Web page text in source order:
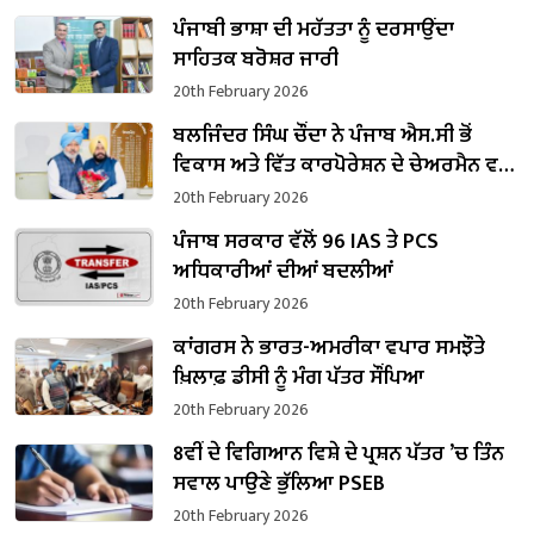
ਪੰਜਾਬੀ ਭਾਸ਼ਾ ਦੀ ਮਹੱਤਤਾ ਨੂੰ ਦਰਸਾਉਂਦਾ
ਸਾਹਿਤਕ ਬਰੋਸ਼ਰ ਜਾਰੀ
20th February 2026
ਬਲਜਿੰਦਰ ਸਿੰਘ ਚੌਂਦਾ ਨੇ ਪੰਜਾਬ ਐਸ.ਸੀ ਭੋਂ
ਵਿਕਾਸ ਅਤੇ ਵਿੱਤ ਕਾਰਪੋਰੇਸ਼ਨ ਦੇ ਚੇਅਰਮੈਨ ਵਜੋਂ
ਸੰਭਾਲਿਆ ਕਾਰਜਭਾਰ
20th February 2026
ਪੰਜਾਬ ਸਰਕਾਰ ਵੱਲੋਂ 96 IAS ਤੇ PCS
ਅਧਿਕਾਰੀਆਂ ਦੀਆਂ ਬਦਲੀਆਂ
20th February 2026
ਕਾਂਗਰਸ ਨੇ ਭਾਰਤ-ਅਮਰੀਕਾ ਵਪਾਰ ਸਮਝੌਤੇ
ਖ਼ਿਲਾਫ਼ ਡੀਸੀ ਨੂੰ ਮੰਗ ਪੱਤਰ ਸੌਂਪਿਆ
20th February 2026
8ਵੀਂ ਦੇ ਵਿਗਿਆਨ ਵਿਸ਼ੇ ਦੇ ਪ੍ਰਸ਼ਨ ਪੱਤਰ ’ਚ ਤਿੰਨ
ਸਵਾਲ ਪਾਉਣੇ ਭੁੱਲਿਆ PSEB
20th February 2026